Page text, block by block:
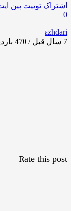
اشتراک توییت پین
0
azhdari
7 سال قبل / 470
Rate this post